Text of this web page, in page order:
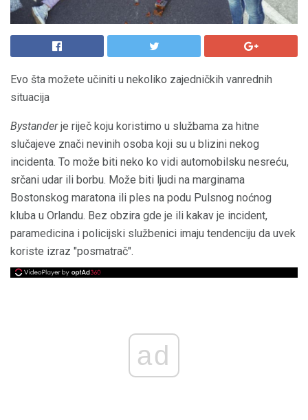
Evo šta možete učiniti u nekoliko zajedničkih vanrednih
situacija
Bystanderje riječ koju koristimo u službama za hitne
slučajeve znači nevinih osoba koji su u blizini nekog
incidenta. To može biti neko ko vidi automobilsku nesreću,
srčani udar ili borbu. Može biti ljudi na marginama
Bostonskog maratona ili ples na podu Pulsnog noćnog
kluba u Orlandu. Bez obzira gde je ili kakav je incident,
paramedicina i policijski službenici imaju tendenciju da uvek
koriste izraz "posmatrač".
ad